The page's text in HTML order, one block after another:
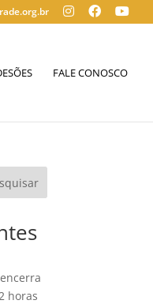
FALE CONOSCO
horas